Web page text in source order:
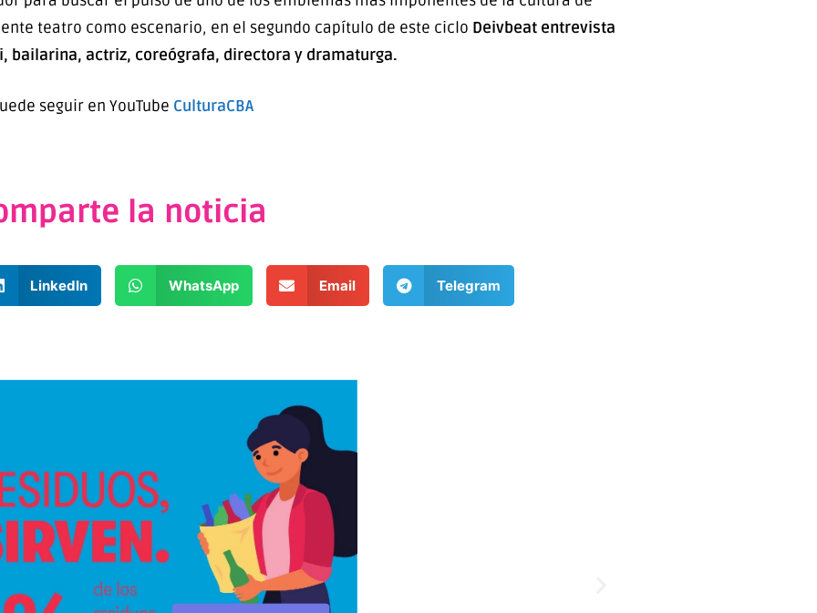
teatro como escenario, en el segundo capítulo de este ciclo Deivbeat entrevista
bailarina, actriz, coreógrafa, directora y dramaturga.
seguir en YouTube CulturaCBA
la noticia
LinkedIn WhatsApp Email Telegram